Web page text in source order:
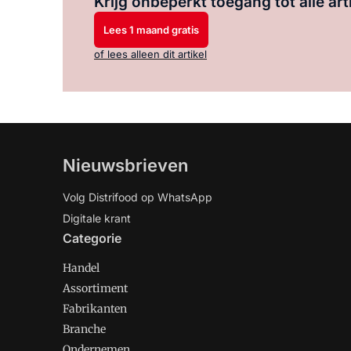
Lees 1 maand gratis
of lees alleen dit artikel
Nieuwsbrieven
Volg Distrifood op WhatsApp
Digitale krant
Categorie
Handel
Assortiment
Fabrikanten
Branche